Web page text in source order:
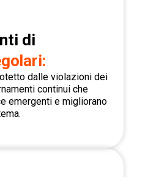
di
dalle violazioni dei
continui che
emergenti e migliorano